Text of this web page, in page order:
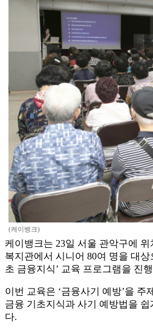
(케이뱅크)
케이뱅크는 23일 서울 관악구에
복지관에서 시니어 80여 명을 대상
초 금융지식’ 교육 프로그램을 진
이번 교육은 ‘금융사기 예방’을 주
금융 기초지식과 사기 예방법을
다.